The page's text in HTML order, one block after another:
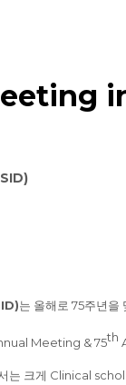
는 올해로 75주년을
Meeting & 75th
는 크게 Clinical